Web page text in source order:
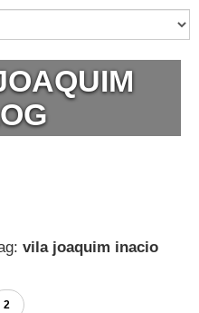
vila joaquim inacio
2